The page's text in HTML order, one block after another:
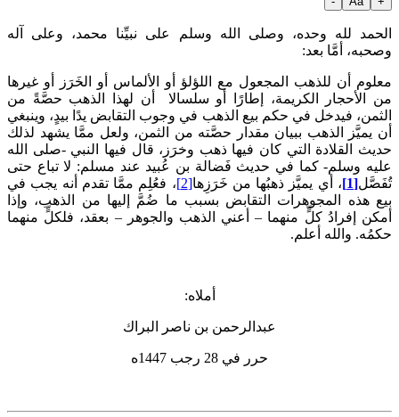
الحمد لله وحده، وصلى الله وسلم على نبيِّنا محمد، وعلى آله
وصحبه، أمَّا بعد:
معلوم أن للذهب المجعول مع اللؤلؤ أو الألماس أو الخَرَز أو غيرها
من الأحجار الكريمة، إطارًا أو سلسالا أن لهذا الذهب حصَّةً من
الثمن، فيدخل في حكم بيع الذهب في وجوب التقابض يدًا بيدٍ، وينبغي
أن يميَّز الذهب ببيان مقدار حصَّته من الثمن، ولعل ممَّا يشهد لذلك
حديث القلادة التي كان فيها ذهب وخرَز، قال فيها النبي -صلى الله
عليه وسلم- كما في حديث فَضالة بن عُبيد عند مسلم: لا تباع حتى
‌تُفَصَّل[1] ، أي يميَّز ذهبُها من خَرَزِها[2]
، فعُلِم ممَّا تقدم أنه يجب في
بيع هذه المجوهرات التقابض بسبب ما ضُمَّ إليها من الذهب، وإذا
أمكن إفرادُ كلٍّ منهما – أعني الذهب والجوهر – بعقد، فلكلٍّ منهما
حكمُه. والله أعلم.
أملاه:
عبدالرحمن بن ناصر البراك
حرر في 28 رجب 1447ه